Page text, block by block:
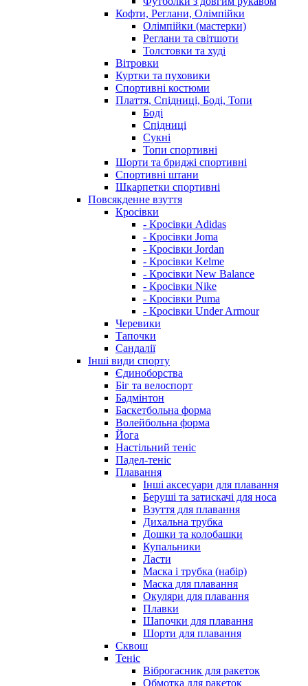
Кофти, Реглани, Олімпійки
Олімпійки (мастерки)
Реглани та світшоти
Толстовки та худі
Вітровки
Куртки та пуховики
Спортивні костюми
Плаття, Спідниці, Боді, Топи
Боді
Спідниці
Сукні
Топи спортивні
Шорти та бриджі спортивні
Спортивні штани
Шкарпетки спортивні
Повсякденне взуття
Кросівки
- Кросівки Adidas
- Кросівки Joma
- Кросівки Jordan
- Кросівки Kelme
- Кросівки New Balance
- Кросівки Nike
- Кросівки Puma
- Кросівки Under Armour
Черевики
Тапочки
Сандалії
Інші види спорту
Єдиноборства
Біг та велоспорт
Бадмінтон
Баскетбольна форма
Волейбольна форма
Йога
Настільний теніс
Падел-теніс
Плавання
Інші аксесуари для плавання
Беруші та затискачі для носа
Взуття для плавання
Дихальна трубка
Дошки та колобашки
Купальники
Ласти
Маска і трубка (набір)
Маска для плавання
Окуляри для плавання
Плавки
Шапочки для плавання
Шорти для плавання
Сквош
Теніс
Віброгасник для ракеток
Обмотка для ракеток